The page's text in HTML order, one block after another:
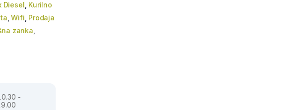
Diesel Kurilno
,Wifi Prodaja
zanka
-